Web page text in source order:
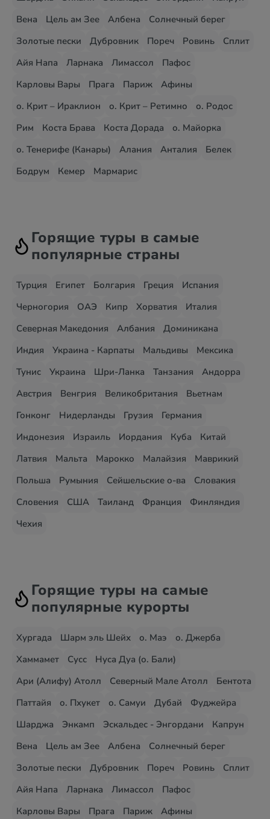
Вена
Цель ам Зее Албена
Солнечный берег
Золотые пески
Дубровник Пореч Ровинь
Сплит
Айя Напа
Ларнака Лимассол
Пафос
Карловы Вары
Прага Париж
Афины
о. Крит – Ираклион
о. Крит – Ретимно
о. Родос
Рим
Коста Брава Коста Дорада
о. Майорка
о. Тенерифе (Канары)
Алания Анталия
Белек
Бодрум
Кемер Мармарис
Горящие туры в самые
популярные страны
Турция Египет Болгария Греция
Испания
Черногория
ОАЭ Кипр Хорватия
Италия
Северная Македония
Албания
Доминикана
Индия
Украина - Карпаты Мальдивы
Мексика
Тунис
Украина Шри-Ланка Танзания
Андорра
Австрия
Венгрия Великобритания
Вьетнам
Гонконг
Нидерланды Грузия
Германия
Индонезия
Израиль Иордания Куба
Китай
Латвия
Мальта Марокко Малайзия
Маврикий
Польша
Румыния Сейшельские о-ва
Словакия
Словения
США Таиланд Франция
Финляндия
Чехия
Горящие туры на самые
популярные курорты
Хургада Шарм эль Шейх о. Маэ
о. Джерба
Хаммамет
Сусс
Нуса Дуа (о. Бали)
Ари (Алифу) Атолл
Северный Мале Атолл
Бентота
Паттайя
о. Пхукет о. Самуи Дубай
Фуджейра
Шарджа
Энкамп Эскальдес - Энгордани
Капрун
Вена
Цель ам Зее Албена
Солнечный берег
Золотые пески
Дубровник Пореч Ровинь
Сплит
Айя Напа
Ларнака Лимассол
Пафос
Карловы Вары
Прага Париж
Афины